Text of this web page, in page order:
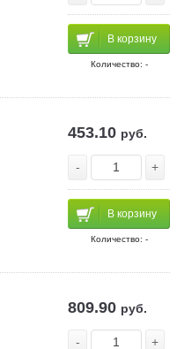
В корзину
Количество: -
453.10 руб.
- +
В корзину
Количество: -
809.90 руб.
- +